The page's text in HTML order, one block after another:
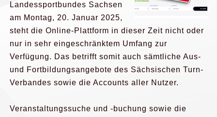
Landessportbundes Sachsen
am Montag, 20. Januar 2025,
steht die Online-Plattform in dieser Zeit nicht oder
nur in sehr eingeschränktem Umfang zur
Verfügung. Das betrifft somit auch sämtliche Aus-
und Fortbildungsangebote des Sächsischen Turn-
Verbandes sowie die Accounts aller Nutzer.
Veranstaltungssuche und -buchung sowie die